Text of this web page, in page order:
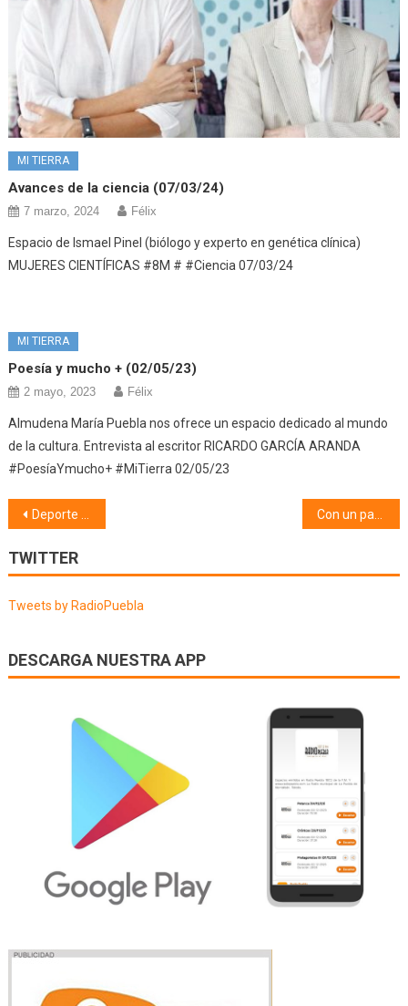
MI TIERRA
Avances de la ciencia (07/03/24)
7 marzo, 2024 Félix
Espacio de Ismael Pinel (biólogo y experto en genética clínica)
MUJERES CIENTÍFICAS #8M # #Ciencia 07/03/24
MI TIERRA
Poesía y mucho + (02/05/23)
2 mayo, 2023 Félix
Almudena María Puebla nos ofrece un espacio dedicado al mundo
de la cultura. Entrevista al escritor RICARDO GARCÍA ARANDA
#PoesíaYmucho+ #MiTierra 02/05/23
Navegación
de
entradas
Deporte (04/05/26) Con un par de pelotas (05/05/26)
TWITTER
Tweets by RadioPuebla
DESCARGA NUESTRA APP